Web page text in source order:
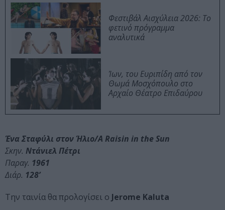
Φεστιβάλ Αισχύλεια 2026: Το
φετινό πρόγραμμα
αναλυτικά
Ίων, του Ευριπίδη από τον
Θωμά Μοσχόπουλο στο
Αρχαίο Θέατρο Επιδαύρου
Ένα Σταφύλι στον Ήλιο/A Raisin in the Sun
Σκην. Ντάνιελ Πέτρι
Παραγ. 1961
Διάρ. 128’
Την ταινία θα προλογίσει ο Jerome Kaluta